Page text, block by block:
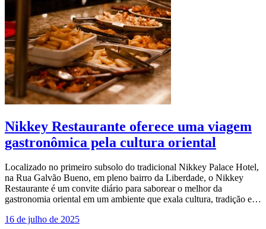
Nikkey Restaurante oferece uma viagem
gastronômica pela cultura oriental
Localizado no primeiro subsolo do tradicional Nikkey Palace Hotel,
na Rua Galvão Bueno, em pleno bairro da Liberdade, o Nikkey
Restaurante é um convite diário para saborear o melhor da
gastronomia oriental em um ambiente que exala cultura, tradição e…
16 de julho de 2025